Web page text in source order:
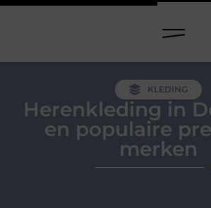
KLEDING
Herenkleding in
en populaire
merken